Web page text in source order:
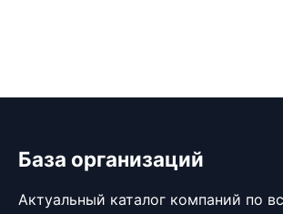
База организаций
Актуальный каталог компаний по